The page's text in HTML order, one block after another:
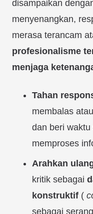
disampaikan
menyenangkan,
merasa terancam
profesionalisme
menjaga
Tahan
membalas
dan beri
memproses
Arahkan
kritik sebagai
konstruktif (
sebagai